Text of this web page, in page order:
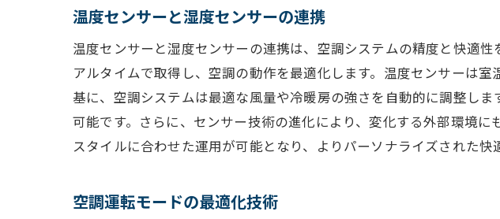
温度センサーと湿度センサーの連携
温度センサーと湿度センサーの連携は、空調システムの精度と快適
アルタイムで取得し、空調の動作を最適化します。温度センサーは
基に、空調システムは最適な風量や冷暖房の強さを自動的に調整し
可能です。さらに、センサー技術の進化により、変化する外部環境
スタイルに合わせた運用が可能となり、よりパーソナライズされた快
空調運転モードの最適化技術